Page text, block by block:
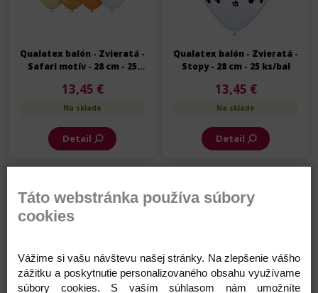
Qualatex balón - Zvieratá -
Safari motív - 28 cm - 25
13,45 €
Na sklade
Detail
Qualatex balón - Zvieratá -
Stopy - 28 cm - 25 ks/bal
13,45 €
Na sklade
Detail
Qualatex balón - Zvieratá -
Qualatex balón - Zvieratá -
Táto webstránka používa súbory
cookies
Vážime si vašu návštevu našej stránky. Na zlepšenie vášho
zážitku a poskytnutie personalizovaného obsahu využívame
súbory cookies. S vaším súhlasom nám umožníte